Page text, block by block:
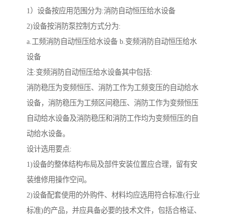
1）设备按应用范围分为:消防自动恒压给水设备
2)设备按消防泵控制方式分为:
a.工频消防自动恒压给水设备 b.变频消防自动恒压给水
设备
注:变频消防自动恒压给水设备其中包括:
消防稳压为变频恒压、消防工作为工频变压的自动给水
设备，消防稳压为工频区间稳压、消防工作为变频恒压
自动给水设备及消防稳压和消防工作均为变频恒压的自
动给水设备。
设计选用要点:
1)设备的整体结构布局及部件安装位置应合理，留有安
装维修用操作空间。
2)设备配套使用的外购件、材料均应选用符合标准(行业
标准)的产品，并应具备必要的技术文件，包括合格证、